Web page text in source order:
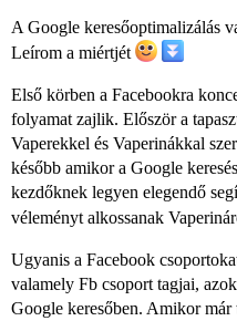
A Google keresőoptimalizálás
Leírom a miértjét
Első körben a Facebookra
folyamat zajlik. Először a
Vaperekkel és Vaperinákkal
később amikor a Google
kezdőknek legyen elegendő
véleményt alkossanak
Ugyanis a Facebook
valamely Fb csoport tagjai,
Google keresőben. Amikor már